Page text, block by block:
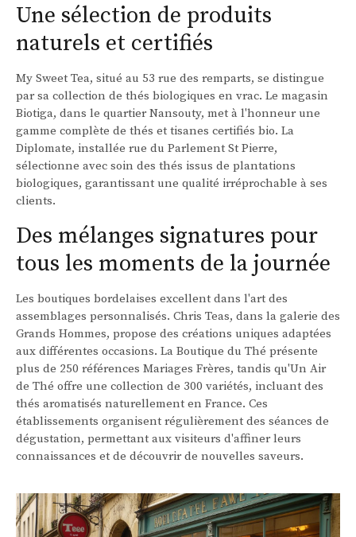
Une sélection de produits
naturels et certifiés
My Sweet Tea, situé au 53 rue des remparts, se distingue
par sa collection de thés biologiques en vrac. Le magasin
Biotiga, dans le quartier Nansouty, met à l'honneur une
gamme complète de thés et tisanes certifiés bio. La
Diplomate, installée rue du Parlement St Pierre,
sélectionne avec soin des thés issus de plantations
biologiques, garantissant une qualité irréprochable à ses
clients.
Des mélanges signatures pour
tous les moments de la journée
Les boutiques bordelaises excellent dans l'art des
assemblages personnalisés. Chris Teas, dans la galerie des
Grands Hommes, propose des créations uniques adaptées
aux différentes occasions. La Boutique du Thé présente
plus de 250 références Mariages Frères, tandis qu'Un Air
de Thé offre une collection de 300 variétés, incluant des
thés aromatisés naturellement en France. Ces
établissements organisent régulièrement des séances de
dégustation, permettant aux visiteurs d'affiner leurs
connaissances et de découvrir de nouvelles saveurs.